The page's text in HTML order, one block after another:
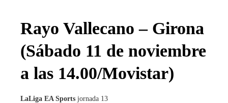
Rayo Vallecano – Girona
(Sábado 11 de noviembre
a las 14.00/Movistar)
LaLiga EA Sports jornada 13